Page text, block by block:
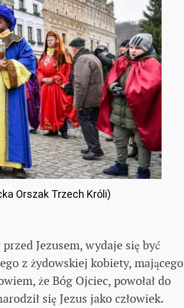
Orszak Trzech Króli)
Jezusem, wydaje się być
z żydowskiej kobiety, mającego
że Bóg Ojciec, powołał do
się Jezus jako człowiek.